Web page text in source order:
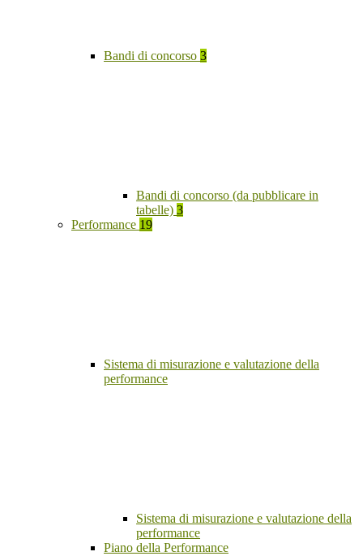
Bandi di concorso 3
Bandi di concorso (da pubblicare in
tabelle) 3
Performance 19
Sistema di misurazione e valutazione della
performance
Sistema di misurazione e valutazione della
performance
Piano della Performance